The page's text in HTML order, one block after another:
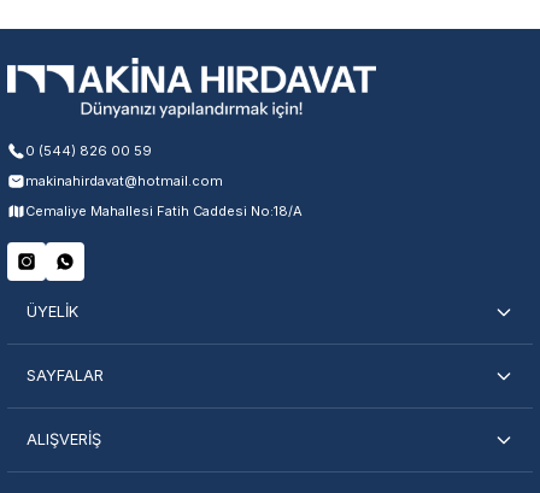
0 (544) 826 00 59
makinahirdavat@hotmail.com
Cemaliye Mahallesi Fatih Caddesi No:18/A
ÜYELİK
SAYFALAR
ALIŞVERİŞ